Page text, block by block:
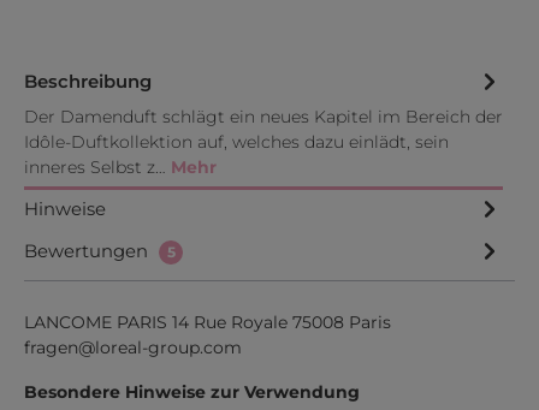
Beschreibung
Der Damenduft schlägt ein neues Kapitel im Bereich der
Idôle-Duftkollektion auf, welches dazu einlädt, sein
inneres Selbst z… Mehr
Hinweise
Bewertungen
5
LANCOME PARIS 14 Rue Royale 75008 Paris
fragen@loreal-group.com
Besondere Hinweise zur Verwendung